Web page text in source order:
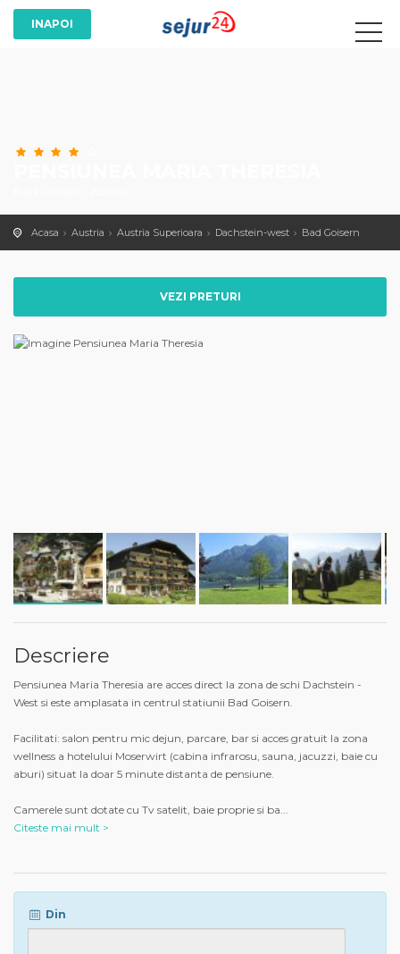
Acasa Austria Austria Superioara Dachstein-west Bad Goisern
VEZI PRETURI
Descriere
Pensiunea Maria Theresia are acces direct la zona de schi Dachstein -
West si este amplasata in centrul statiunii Bad Goisern.
Facilitati: salon pentru mic dejun, parcare, bar si acces gratuit la zona
wellness a hotelului Moserwirt (cabina infrarosu, sauna, jacuzzi, baie cu
aburi) situat la doar 5 minute distanta de pensiune.
Camerele sunt dotate cu Tv satelit, baie proprie si ba
Citeste mai mult >
Din